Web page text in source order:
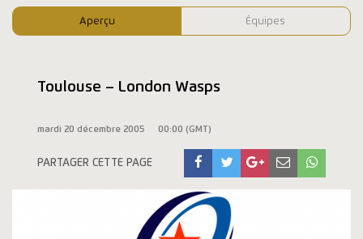
Aperçu Équipes
Toulouse – London Wasps
mardi 20 décembre 2005 00:00 (GMT)
PARTAGER CETTE PAGE